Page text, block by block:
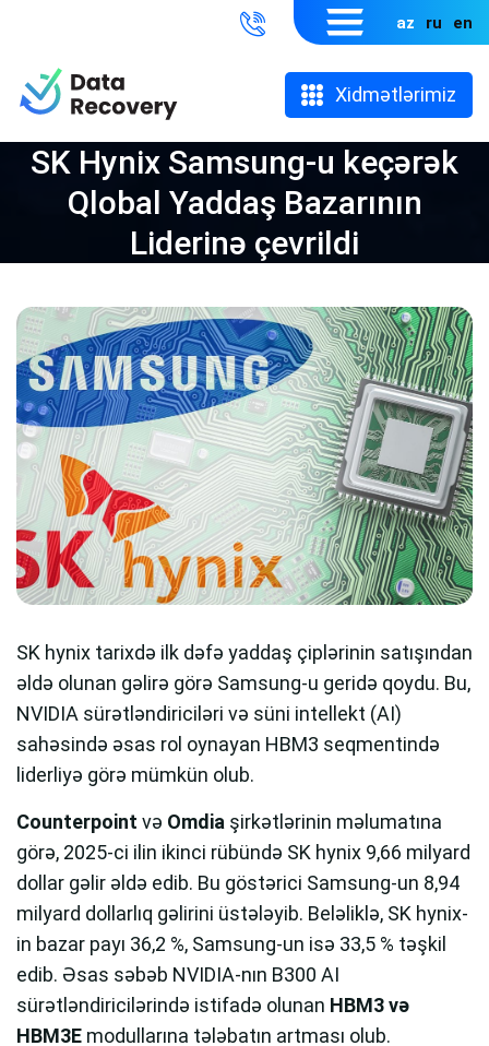
az ru en
Xidmətlərimiz
SK Hynix Samsung-u keçərək
Qlobal Yaddaş Bazarının
Liderinə çevrildi
SK hynix tarixdə ilk dəfə yaddaş çiplərinin satışından
əldə olunan gəlirə görə Samsung-u geridə qoydu. Bu,
NVIDIA sürətləndiriciləri və süni intellekt (AI)
sahəsində əsas rol oynayan HBM3 seqmentində
liderliyə görə mümkün olub.
Counterpoint və Omdia şirkətlərinin məlumatına
görə, 2025-ci ilin ikinci rübündə SK hynix 9,66 milyard
dollar gəlir əldə edib. Bu göstərici Samsung-un 8,94
milyard dollarlıq gəlirini üstələyib. Beləliklə, SK hynix-
in bazar payı 36,2 %, Samsung-un isə 33,5 % təşkil
edib. Əsas səbəb NVIDIA-nın B300 AI
sürətləndiricilərində istifadə olunan HBM3 və
HBM3E modullarına tələbatın artması olub.